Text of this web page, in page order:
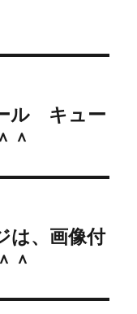
ル キュー
＾
は、画像付
＾